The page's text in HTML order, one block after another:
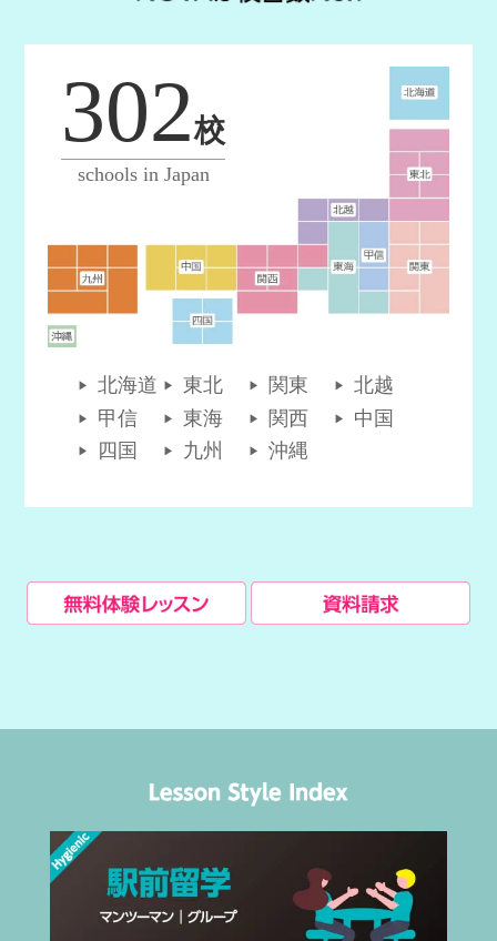
北海道 東北 関東
北越
甲信
東海 関西
中国
四国
九州 沖縄
302校
schools in Japan